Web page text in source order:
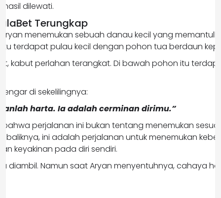
dilewati.
Terungkap
menemukan sebuah danau kecil yang
terdapat pulau kecil dengan pohon tua berdaun
kabut perlahan terangkat. Di bawah pohon itu
di sekelilingnya:
harta. Ia adalah cerminan dirimu.”
perjalanan ini bukan tentang menemukan
ini adalah perjalanan untuk menemukan
keyakinan pada diri sendiri.
diambil. Namun saat Aryan menyentuhnya, cahaya